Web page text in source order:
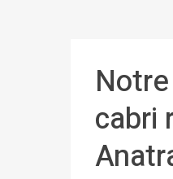
cabri